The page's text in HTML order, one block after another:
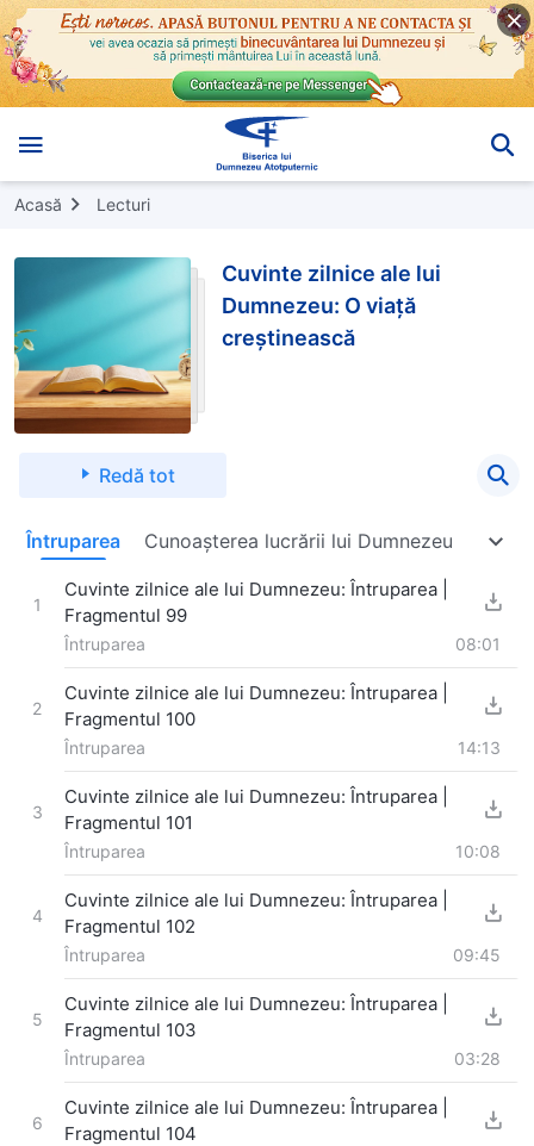
Acasă Lecturi
Cuvinte zilnice ale lui
Dumnezeu: O viață
creștinească
Redă tot
Întruparea Cunoașterea lucrării lui Dumnezeu
1
Cuvinte zilnice ale lui Dumnezeu: Întruparea |
Fragmentul 99
Întruparea 08:01
2
Cuvinte zilnice ale lui Dumnezeu: Întruparea |
Fragmentul 100
Întruparea 14:13
3
Cuvinte zilnice ale lui Dumnezeu: Întruparea |
Fragmentul 101
Întruparea 10:08
4
Cuvinte zilnice ale lui Dumnezeu: Întruparea |
Fragmentul 102
Întruparea 09:45
5
Cuvinte zilnice ale lui Dumnezeu: Întruparea |
Fragmentul 103
Întruparea 03:28
6
Cuvinte zilnice ale lui Dumnezeu: Întruparea |
Fragmentul 104